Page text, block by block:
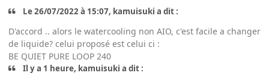
Le 26/07/2022 à 15:07, kamuisuki a dit :
D'accord .. alors le watercooling non AIO, c'est facile a changer
de liquide? celui proposé est celui ci :
BE QUIET PURE LOOP 240
Il y a 1 heure, kamuisuki a dit :